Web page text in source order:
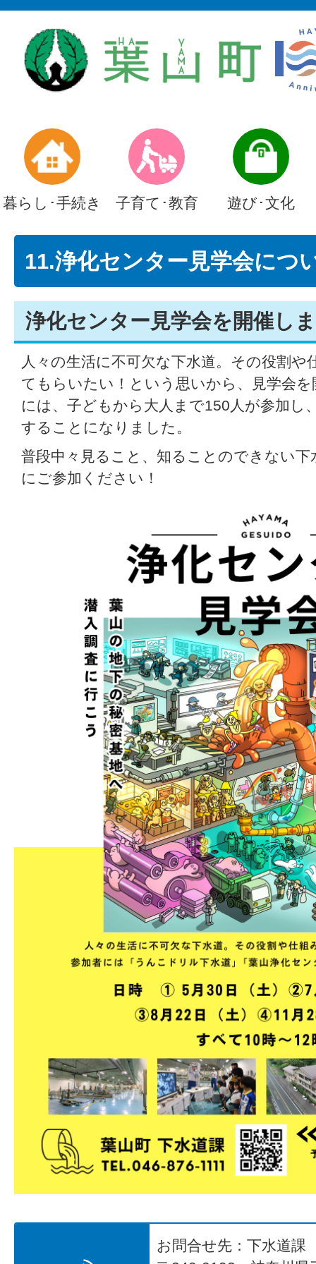
暮らし･手続き 子育て･教育 遊び･文化
11.浄化センター見学会につ
浄化センター見学会を開催し
人々の生活に不可欠な下水道。その役割
てもらいたい！という思いから、見学会
には、子どもから大人まで150人が参加し
することになりました。
普段中々見ること、知ることのできない
にご参加ください！
お問合せ先：下水道課